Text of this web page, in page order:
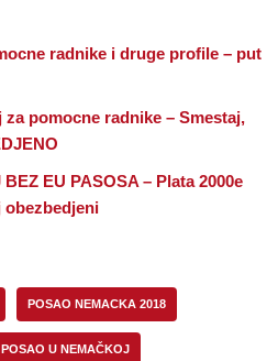
radnike i druge profile – put
pomocne radnike – Smestaj,
EU PASOSA – Plata 2000e
obezbedjeni
POSAO NEMACKA 2018
POSAO U NEMAČKOJ